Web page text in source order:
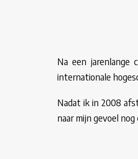
Na een
internationale
Nadat ik in 2008
naar mijn gevoel